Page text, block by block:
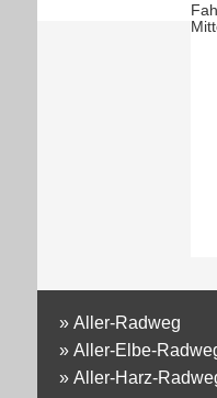
» Aller-Radweg
» Aller-Elbe-
» Aller-Harz-